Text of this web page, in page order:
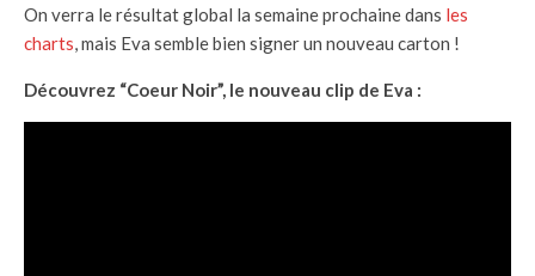
On verra le résultat global la semaine prochaine dans les
charts, mais Eva semble bien signer un nouveau carton !
Découvrez “Coeur Noir”, le nouveau clip de Eva :